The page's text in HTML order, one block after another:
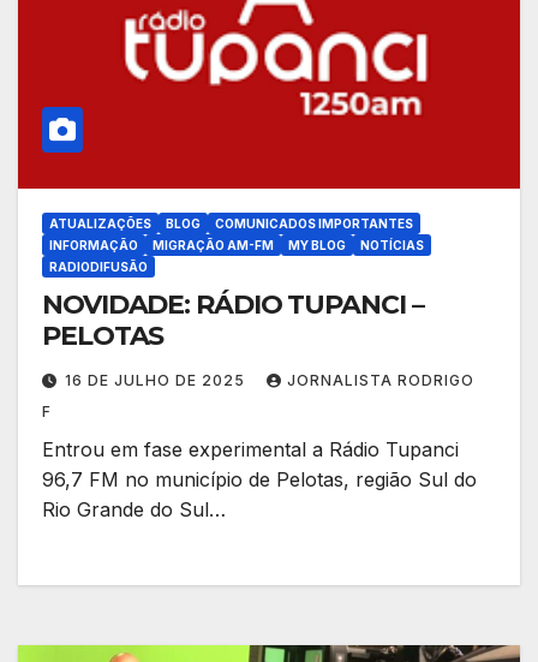
ATUALIZAÇÕES BLOG
COMUNICADOS IMPORTANTES
INFORMAÇÃO
MIGRAÇÃO AM-FM MY BLOG
NOTÍCIAS
RADIODIFUSÃO
NOVIDADE: RÁDIO TUPANCI –
PELOTAS
16 DE JULHO DE 2025
JORNALISTA RODRIGO
F
Entrou em fase experimental a Rádio Tupanci
96,7 FM no município de Pelotas, região Sul do
Rio Grande do Sul…